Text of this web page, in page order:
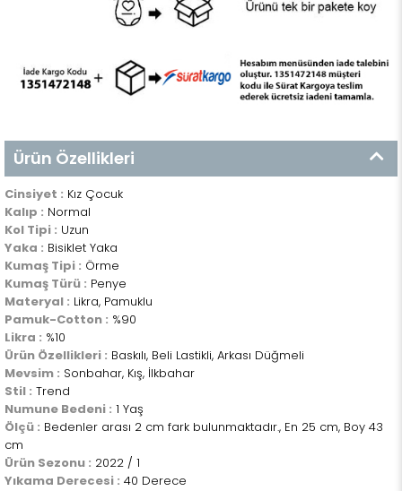
Ürün Özellikleri
Cinsiyet : Kız Çocuk
Kalıp : Normal
Kol Tipi : Uzun
Yaka : Bisiklet Yaka
Kumaş Tipi : Örme
Kumaş Türü : Penye
Materyal : Likra, Pamuklu
Pamuk-Cotton : %90
Likra : %10
Ürün Özellikleri : Baskılı, Beli Lastikli, Arkası Düğmeli
Mevsim : Sonbahar, Kış, İlkbahar
Stil : Trend
Numune Bedeni : 1 Yaş
Ölçü : Bedenler arası 2 cm fark bulunmaktadır., En 25 cm, Boy 43
cm
Ürün Sezonu : 2022 / 1
Yıkama Derecesi : 40 Derece